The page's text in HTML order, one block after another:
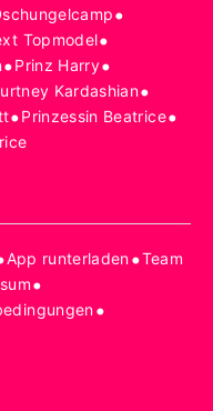
•
Topmodel•
•Prinz Harry•
Kardashian•
•Prinzessin Beatrice•
App runterladen•Team
•
•